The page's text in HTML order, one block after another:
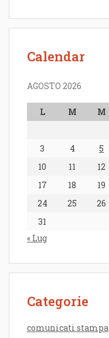
Calendar
AGOSTO 2026
L M M
3
4 5
10
11 12
17
18 19
24
25 26
31
« Lug
Categorie
comunicati stampa